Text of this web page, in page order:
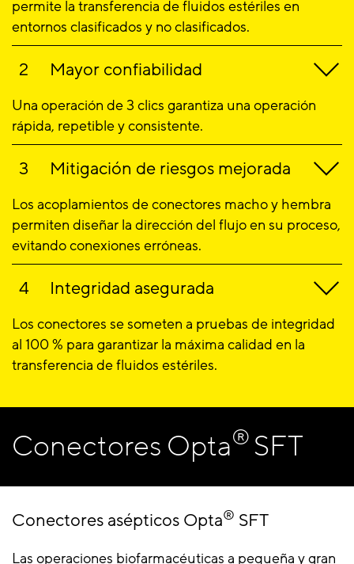
permite la transferencia de fluidos estériles en
entornos clasificados y no clasificados.
Mayor confiabilidad
Una operación de 3 clics garantiza una operación
rápida, repetible y consistente.
Mitigación de riesgos mejorada
Los acoplamientos de conectores macho y hembra
permiten diseñar la dirección del flujo en su proceso,
evitando conexiones erróneas.
Integridad asegurada
Los conectores se someten a pruebas de integridad
al 100 % para garantizar la máxima calidad en la
transferencia de fluidos estériles.
Conectores Opta® SFT
Conectores asépticos Opta® SFT
Las operaciones biofarmacéuticas a pequeña y gran